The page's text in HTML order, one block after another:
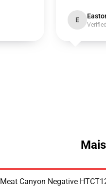
E
Meat Canyon Negative